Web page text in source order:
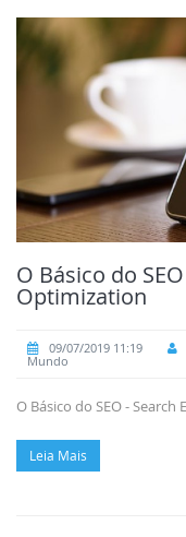
O Básico do
Optimization
09/07/2019 11:19
Mundo
O Básico do SEO -
Leia Mais